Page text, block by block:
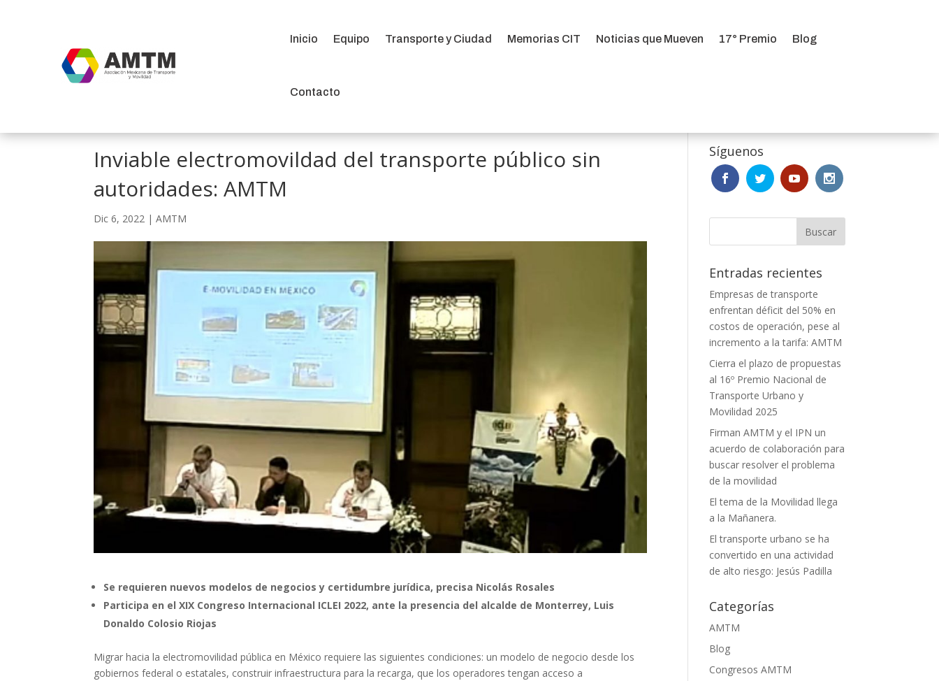
Inicio Equipo Transporte y Ciudad Memorias CIT Noticias que Mueven 17° Premio Blog
Contacto
Inviable electromovildad del transporte público sin
autoridades: AMTM
Dic 6, 2022 |AMTM
Se requieren nuevos modelos de negocios y certidumbre jurídica, precisa Nicolás Rosales
Participa en el XIX Congreso Internacional ICLEI 2022, ante la presencia del alcalde de Monterrey, Luis
Donaldo Colosio Riojas
Migrar hacia la electromovilidad pública en México requiere las siguientes condiciones: un modelo de negocio desde los
gobiernos federal o estatales, construir infraestructura para la recarga, que los operadores tengan acceso a
Síguenos
Entradas recientes
Empresas de transporte
enfrentan déficit del 50% en
costos de operación, pese al
incremento a la tarifa: AMTM
Cierra el plazo de propuestas
al 16º Premio Nacional de
Transporte Urbano y
Movilidad 2025
Firman AMTM y el IPN un
acuerdo de colaboración para
buscar resolver el problema
de la movilidad
El tema de la Movilidad llega
a la Mañanera.
El transporte urbano se ha
convertido en una actividad
de alto riesgo: Jesús Padilla
Categorías
AMTM
Blog
Congresos AMTM